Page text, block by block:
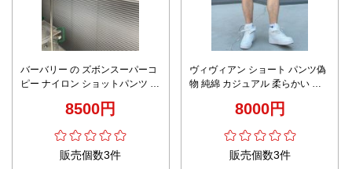
バーバリー の ズボンスーパーコ
ピー ナイロン ショットパンツ 縞
8500円
販売個数3件
ヴィヴィアン ショート パンツ偽
物 純綿 カジュアル 柔らかい シ
ったり ブラック8000円
販売個数3件